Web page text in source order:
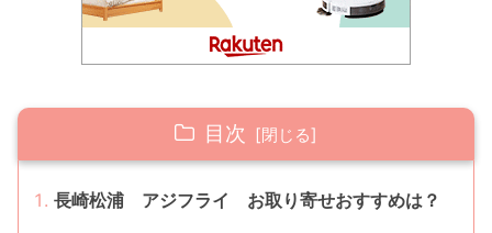
目次
長崎松浦 アジフライ お取り寄せおすすめは？